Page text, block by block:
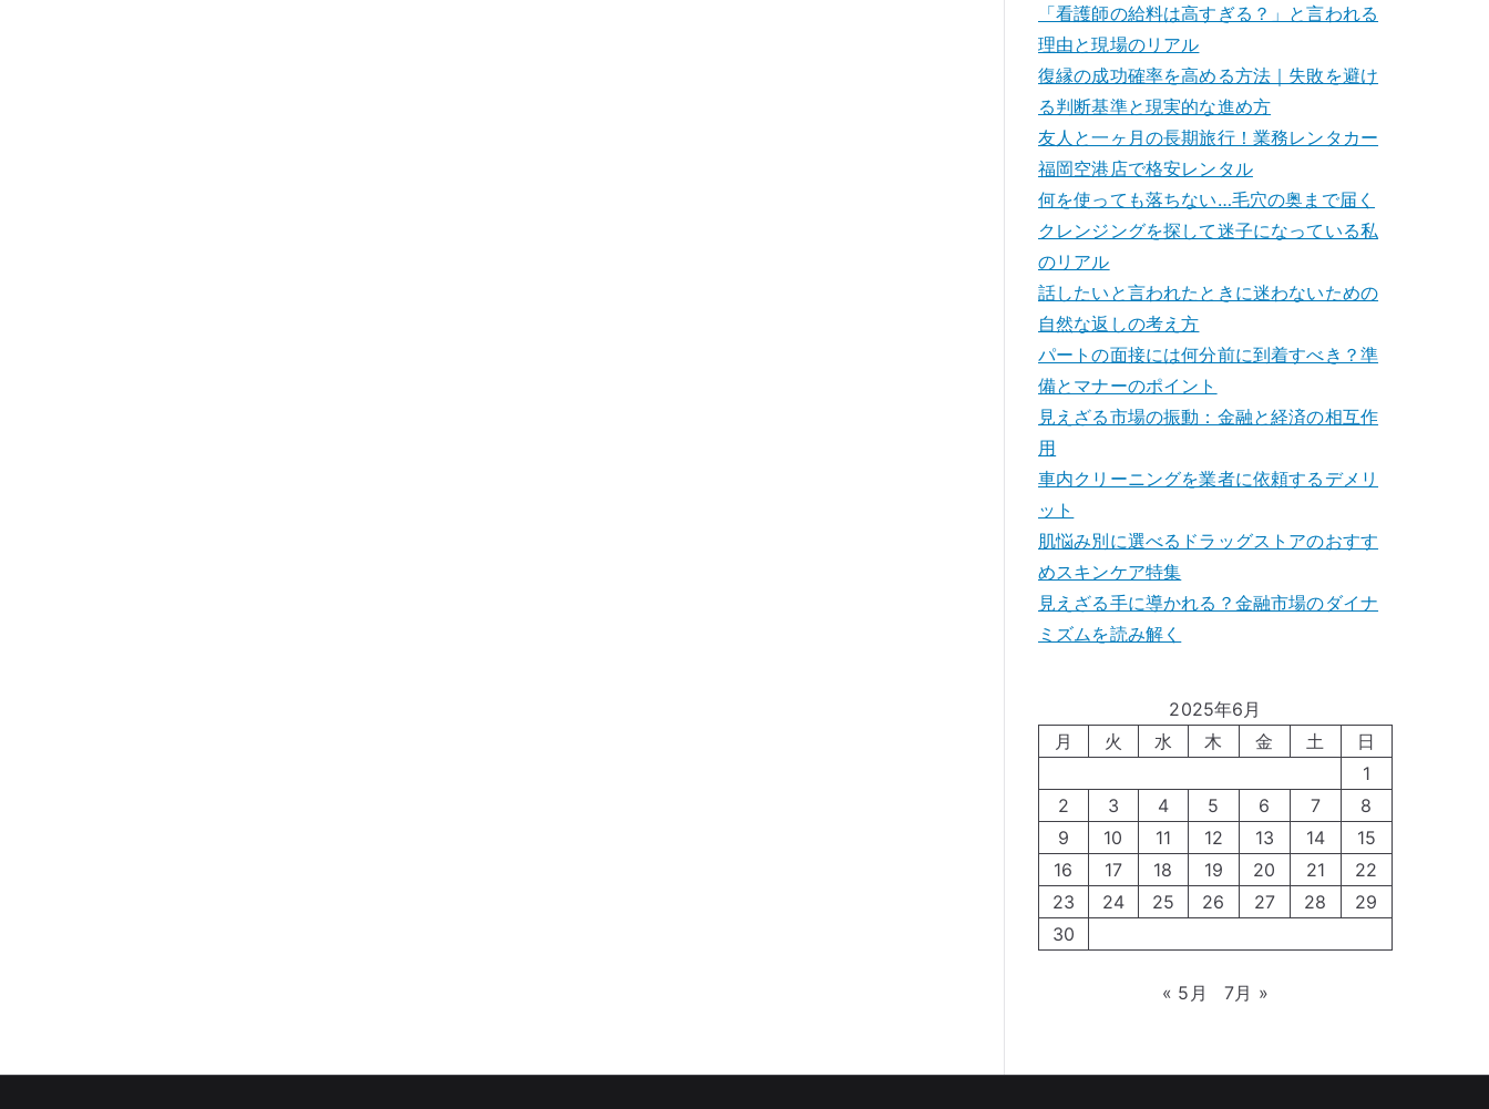
「看護師の給料は高すぎる？」と言われる
理由と現場のリアル
復縁の成功確率を高める方法｜失敗を避け
る判断基準と現実的な進め方
友人と一ヶ月の長期旅行！業務レンタカー
福岡空港店で格安レンタル
何を使っても落ちない…毛穴の奥まで届く
クレンジングを探して迷子になっている私
のリアル
話したいと言われたときに迷わないための
自然な返しの考え方
パートの面接には何分前に到着すべき？準
備とマナーのポイント
見えざる市場の振動：金融と経済の相互作
用
車内クリーニングを業者に依頼するデメリ
ット
肌悩み別に選べるドラッグストアのおすす
めスキンケア特集
見えざる手に導かれる？金融市場のダイナ
ミズムを読み解く
2025年6月
月
火 水 木 金 土
日
1
2
3 4 5 6 7
8
9
10 11 12 13 14
15
16
17 18 19 20 21
22
23
24 25 26 27 28
29
30
« 5月 7月 »